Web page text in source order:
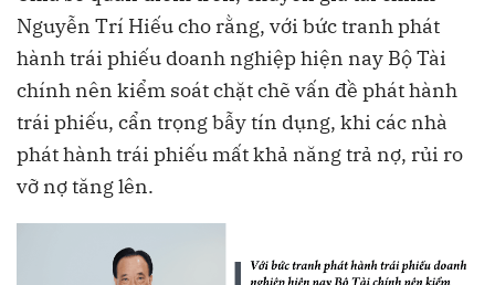
Nguyễn Trí Hiếu cho rằng, với bức tranh phát
hành trái phiếu doanh nghiệp hiện nay Bộ Tài
chính nên kiểm soát chặt chẽ vấn đề phát hành
trái phiếu, cẩn trọng bẫy tín dụng, khi các nhà
phát hành trái phiếu mất khả năng trả nợ, rủi ro
vỡ nợ tăng lên.